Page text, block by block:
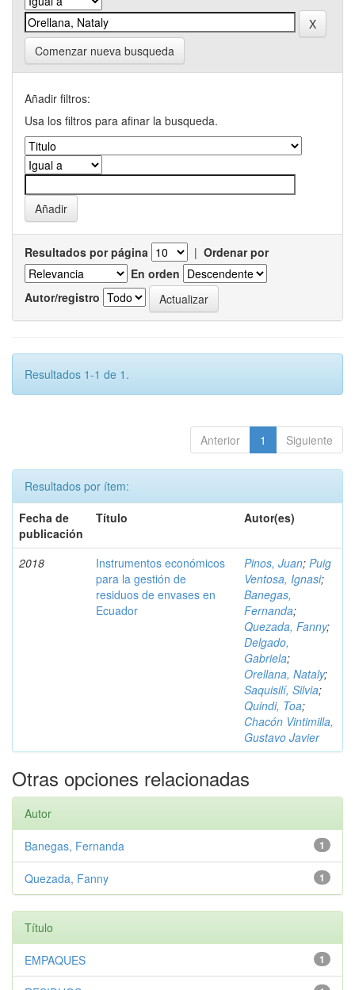
Comenzar nueva busqueda
Añadir filtros:
Usa los filtros para afinar la busqueda.
Resultados por página | Ordenar por
En orden
Autor/registro
Resultados 1-1 de 1.
Anterior 1 Siguiente
Resultados por ítem:
Fecha de
publicación
Título Autor(es)
2018
Instrumentos económicos
para la gestión de
residuos de envases en
Ecuador
Pinos, Juan; Puig
Ventosa, Ignasi;
Banegas,
Fernanda;
Quezada, Fanny;
Delgado,
Gabriela;
Orellana, Nataly;
Saquisilí, Silvia;
Quindi, Toa;
Chacón Vintimilla,
Gustavo Javier
Otras opciones relacionadas
Autor
1
Banegas, Fernanda
1
Quezada, Fanny
Título
1
EMPAQUES